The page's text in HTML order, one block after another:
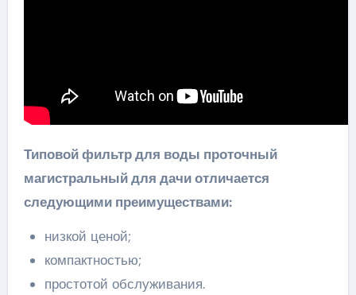
Типовой фильтр для воды проточный
магистральный для дачи отличается
следующими преимуществами:
низкой ценой;
компактностью;
простотой обслуживания.